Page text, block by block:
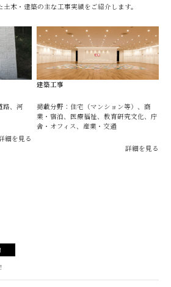
木・建築の主な工事実績をご紹介します。
路、河
細を見る
建築工事
掲載分野：住宅（マンション等）、商
業・宿泊、医療福祉、教育研究文化、庁
舎・オフィス、産業・交通
詳細を見る